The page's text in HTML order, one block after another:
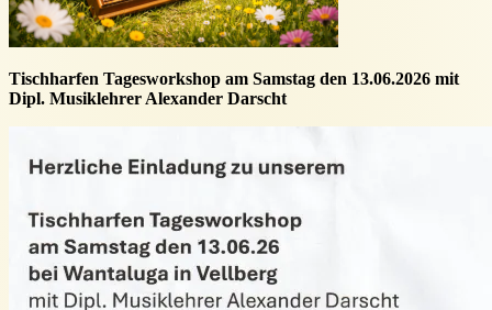
Tischharfen Tagesworkshop am Samstag den 13.06.2026 mit
Dipl. Musiklehrer Alexander Darscht